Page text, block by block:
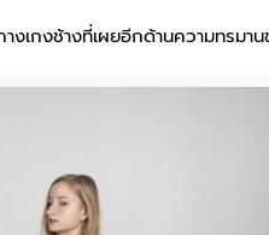
งเกงช้างที่เผยอีกด้านความทร